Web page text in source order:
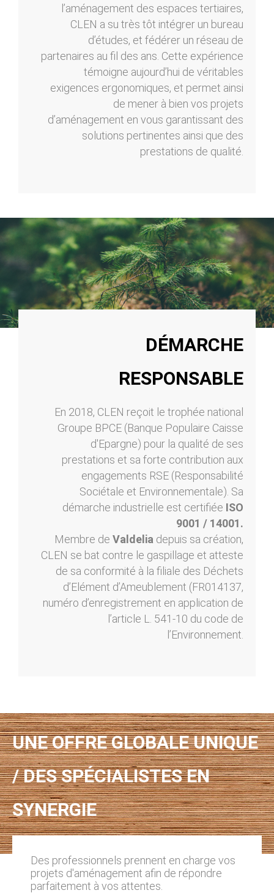
l’aménagement des espaces tertiaires,
CLEN a su très tôt intégrer un bureau
d’études, et fédérer un réseau de
partenaires au fil des ans. Cette expérience
témoigne aujourd’hui de véritables
exigences ergonomiques, et permet ainsi
de mener à bien vos projets
d’aménagement en vous garantissant des
solutions pertinentes ainsi que des
prestations de qualité.
DÉMARCHE
RESPONSABLE
En 2018, CLEN reçoit le trophée national
Groupe BPCE (Banque Populaire Caisse
d'Epargne) pour la qualité de ses
prestations et sa forte contribution aux
engagements RSE (Responsabilité
Sociétale et Environnementale). Sa
démarche industrielle est certifiée ISO
9001 / 14001.
Membre de Valdelia depuis sa création,
CLEN se bat contre le gaspillage et atteste
de sa conformité à la filiale des Déchets
d’Elément d’Ameublement (FR014137,
numéro d’enregistrement en application de
l’article L. 541-10 du code de
l’Environnement.
UNE OFFRE GLOBALE UNIQUE
/ DES SPÉCIALISTES EN
SYNERGIE
Des professionnels prennent en charge vos
projets d'aménagement afin de répondre
parfaitement à vos attentes.